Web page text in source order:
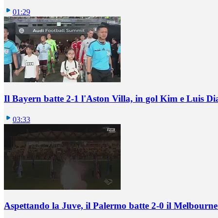
01:29
Il Bayern batte 2-1 l'Aston Villa, in gol Kim e Luis
03:33
Aspettando la Juve, il Palermo batte 2-0 il